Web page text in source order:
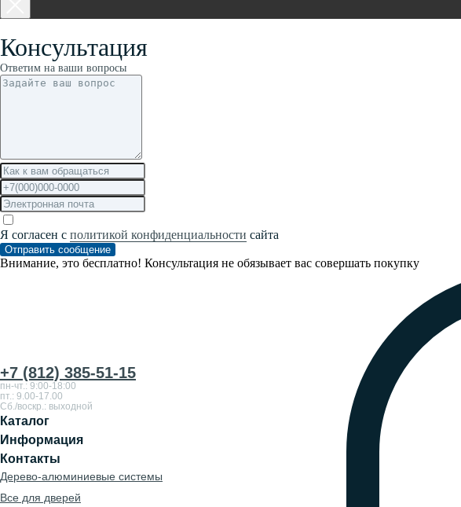
+7 (812) 385-51-15
пн-чт.: 9:00-18:00
пт.: 9.00-17.00
Сб./воскр.: выходной
Каталог
Информация
Контакты
Дерево-алюминиевые системы
Все для дверей
Консультация
Ответим на ваши вопросы
Я согласен с политикой конфиденциальности сайта
Отправить сообщение
Внимание, это бесплатно! Консультация не обязывает вас совершать покупку